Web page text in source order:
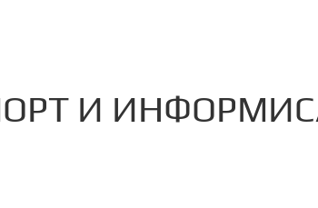
И